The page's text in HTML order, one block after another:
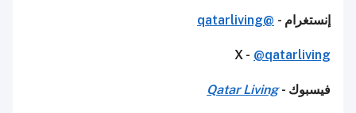
إنستغرام - @qatarliving
X - @qatarliving
فيسبوك -Qatar Living